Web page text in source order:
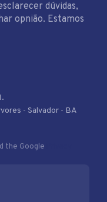
dúvidas,
opnião. Estamos
- Salvador - BA
the Google